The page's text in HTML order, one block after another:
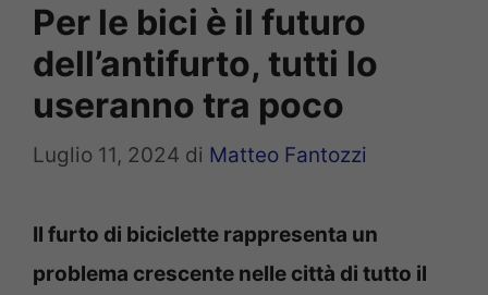
Per le bici è il futuro
dell’antifurto, tutti lo
useranno tra poco
Luglio 11, 2024 di Matteo Fantozzi
Il furto di biciclette rappresenta un
problema crescente nelle città di tutto il